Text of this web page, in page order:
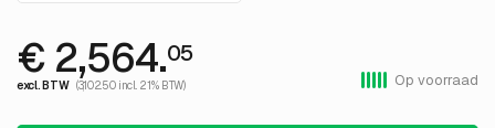
€ 2,564.05
excl. BTW (3,102.50 incl. 21% BTW) Op voorraad